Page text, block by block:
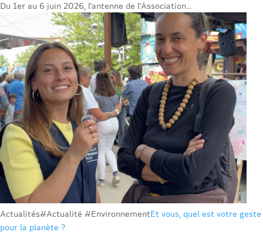
Du 1er au 6 juin 2026, l’antenne de l’Association...
Actualités#Actualité #EnvironnementEt vous, quel est votre geste
pour la planète ?